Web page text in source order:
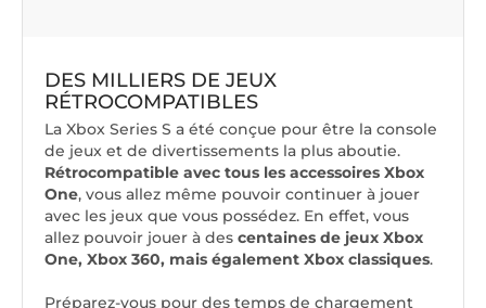
DES MILLIERS DE JEUX
RÉTROCOMPATIBLES
La Xbox Series S a été conçue pour être la console
de jeux et de divertissements la plus aboutie.
Rétrocompatible avec tous les accessoires Xbox
One, vous allez même pouvoir continuer à jouer
avec les jeux que vous possédez. En effet, vous
allez pouvoir jouer à des centaines de jeux Xbox
One, Xbox 360, mais également Xbox classiques.
Préparez-vous pour des temps de chargement